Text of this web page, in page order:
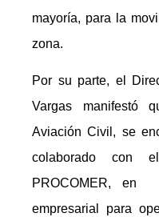
mayoría, para la
zona.
Por su parte, el
Vargas manifestó
Aviación Civil, se
colaborado con
PROCOMER, en
empresarial para